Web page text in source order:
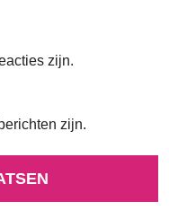
zijn.
zijn.